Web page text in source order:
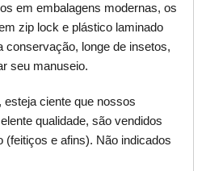
em embalagens modernas, os
zip lock e plástico laminado
conservação, longe de insetos,
seu manuseio.
esteja ciente que nossos
qualidade, são vendidos
(feitiços e afins). Não indicados